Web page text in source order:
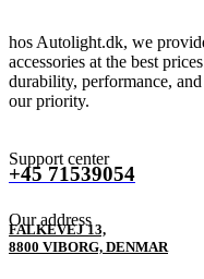
hos Autolight.dk, we
accessories at the best
durability, performance,
our priority.
Support center
+45 71539054
Our address
FALKEVEJ 13,
8800 VIBORG, DENMAR